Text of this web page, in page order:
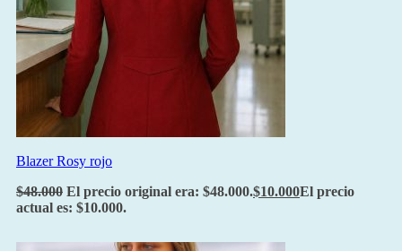
Blazer Rosy rojo
$48.000 El precio original era: $48.000.$10.000El precio
actual es: $10.000.